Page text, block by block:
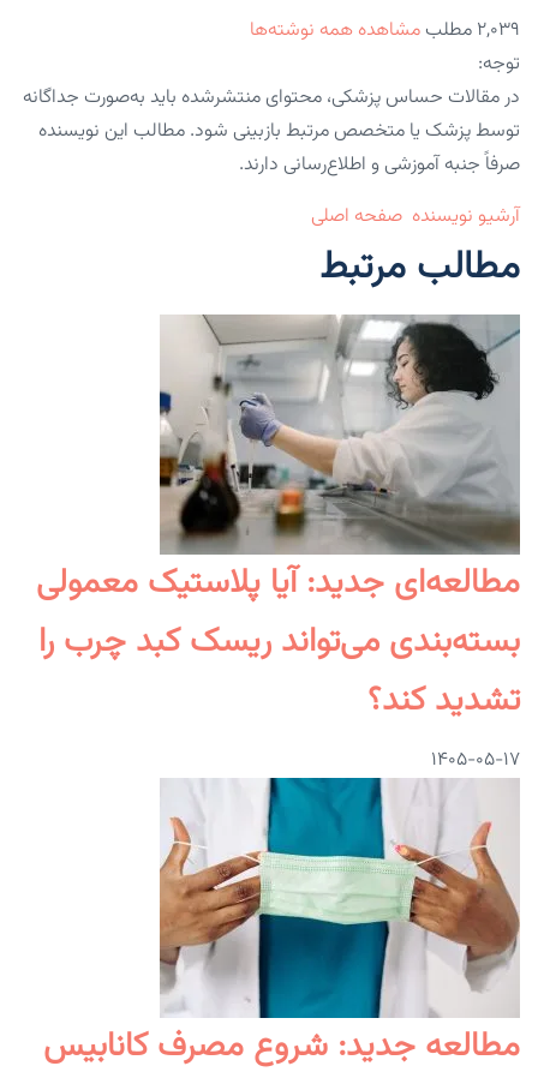
۲,۰۳۹ مطلب
مشاهده همه نوشته‌ها
توجه:
در مقالات حساس پزشکی، محتوای منتشرشده باید به‌صورت جداگانه
توسط پزشک یا متخصص مرتبط بازبینی شود. مطالب این نویسنده
صرفاً جنبه آموزشی و اطلاع‌رسانی دارند.
آرشیو نویسنده صفحه اصلی
مطالب مرتبط
مطالعه‌ای جدید: آیا پلاستیک معمولی
بسته‌بندی می‌تواند ریسک کبد چرب را
تشدید کند؟
۱۴۰۵-۰۵-۱۷
مطالعه جدید: شروع مصرف کانابیس